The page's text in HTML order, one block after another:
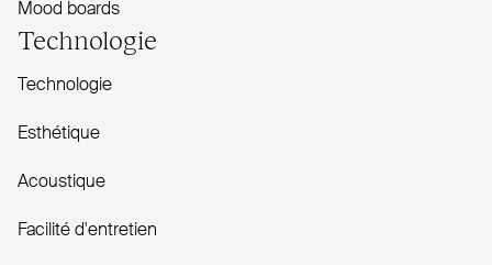
Mood boards
Technologie
Technologie
Esthétique
Acoustique
Facilité d'entretien